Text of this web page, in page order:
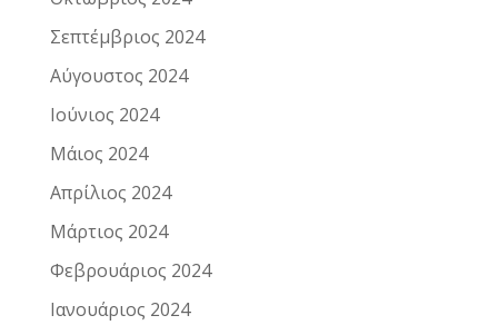
Σεπτέμβριος 2024
Αύγουστος 2024
Ιούνιος 2024
Μάιος 2024
Απρίλιος 2024
Μάρτιος 2024
Φεβρουάριος 2024
Ιανουάριος 2024